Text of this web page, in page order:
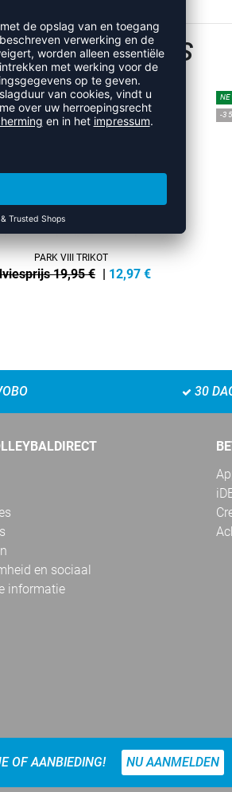
PARK VIII TRIKOT
19,95 € | 12,97 €
-
30
en sociaal
informatie
OF AANBIEDING! NU AANMELDEN